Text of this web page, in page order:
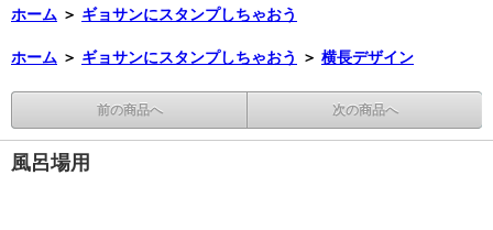
ホーム ＞ ギョサンにスタンプしちゃおう
ホーム ＞ ギョサンにスタンプしちゃおう ＞ 横長デザイン
前の商品へ 次の商品へ
風呂場用